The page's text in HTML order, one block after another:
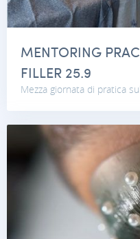
MENTORING
FILLER 25.9
Mezza giornata di pratica